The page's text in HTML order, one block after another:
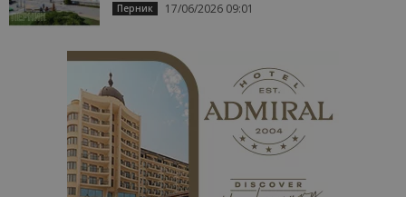
Перник 17/06/2026 09:01